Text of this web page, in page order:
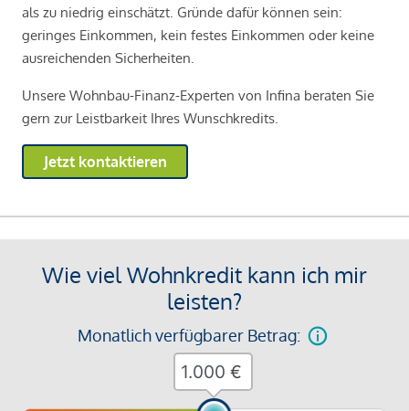
als zu niedrig einschätzt. Gründe dafür können sein:
geringes Einkommen, kein festes Einkommen oder keine
ausreichenden Sicherheiten.
Unsere Wohnbau-Finanz-Experten von Infina beraten Sie
gern zur Leistbarkeit Ihres Wunschkredits.
Jetzt kontaktieren
Wie viel Wohnkredit kann ich mir
leisten?
Monatlich verfügbarer Betrag:
€